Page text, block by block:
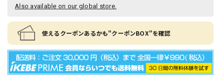
Also available on our global store.
使えるクーポンあるかも"クーポンBOX"を確認